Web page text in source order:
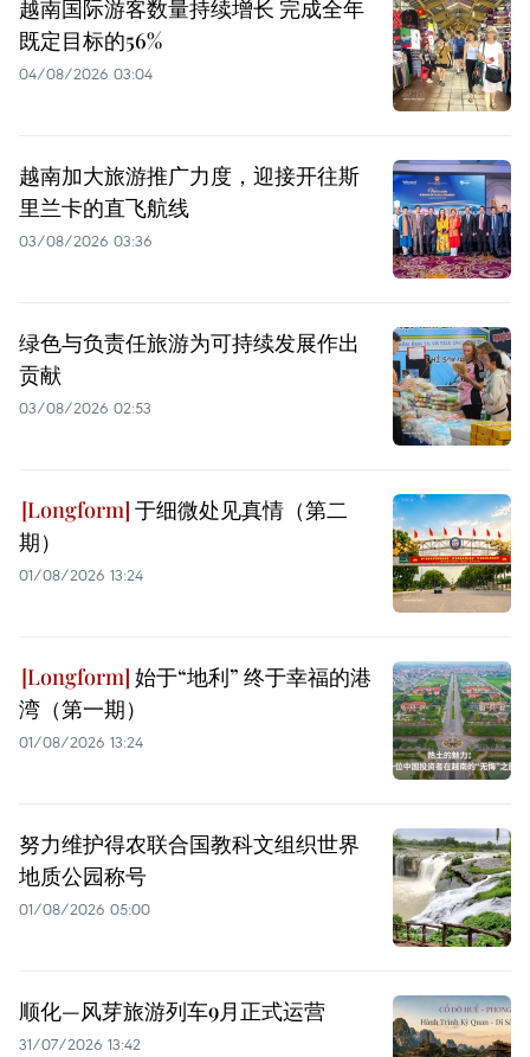
越南国际游客数量持续增长 完成全年
既定目标的56%
04/08/2026 03:04
越南加大旅游推广力度，迎接开往斯
里兰卡的直飞航线
03/08/2026 03:36
绿色与负责任旅游为可持续发展作出
贡献
03/08/2026 02:53
于细微处见真情（第二
期）
01/08/2026 13:24
始于“地利” 终于幸福的港
湾（第一期）
01/08/2026 13:24
努力维护得农联合国教科文组织世界
地质公园称号
01/08/2026 05:00
顺化—风芽旅游列车9月正式运营
31/07/2026 13:42